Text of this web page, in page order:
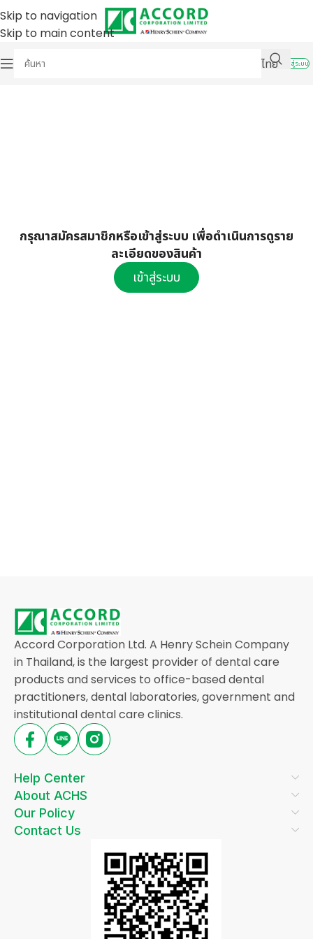
Skip to navigation
Skip to main content
ไทย
เข้าสู่ระบบ
กรุณาสมัครสมาชิกหรือเข้าสู่ระบบ เพื่อดำเนินการดูราย
ละเอียดของสินค้า
เข้าสู่ระบบ
Accord Corporation Ltd. A Henry Schein Company
in Thailand, is the largest provider of dental care
products and services to office-based dental
practitioners, dental laboratories, government and
institutional dental care clinics.
Help Center
About ACHS
Our Policy
Contact Us